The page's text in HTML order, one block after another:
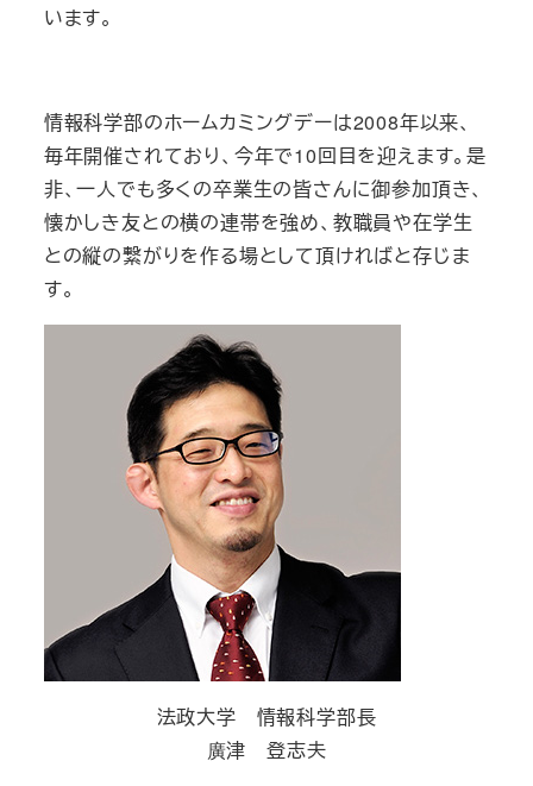
います。
情報科学部のホームカミングデーは2008年以来、
毎年開催されており、今年で10回目を迎えます。是
非、一人でも多くの卒業生の皆さんに御参加頂き、
懐かしき友との横の連帯を強め、教職員や在学生
との縦の繋がりを作る場として頂ければと存じま
す。
法政大学 情報科学部長
廣津 登志夫